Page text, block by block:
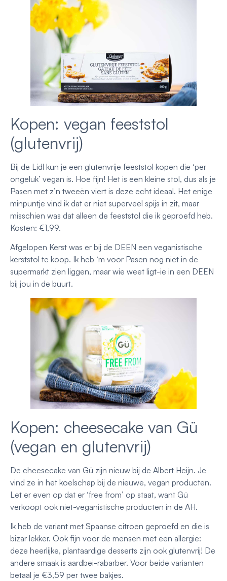
Kopen: vegan feeststol
(glutenvrij)
Bij de Lidl kun je een glutenvrije feeststol kopen die ‘per
ongeluk’ vegan is. Hoe fijn! Het is een kleine stol, dus als je
Pasen met z’n tweeën viert is deze echt ideaal. Het enige
minpuntje vind ik dat er niet superveel spijs in zit, maar
misschien was dat alleen de feeststol die ik geproefd heb.
Kosten: €1,99.
Afgelopen Kerst was er bij de DEEN een veganistische
kerststol te koop. Ik heb ‘m voor Pasen nog niet in de
supermarkt zien liggen, maar wie weet ligt-ie in een DEEN
bij jou in de buurt.
Kopen: cheesecake van Gü
(vegan en glutenvrij)
De cheesecake van Gü zijn nieuw bij de Albert Heijn. Je
vind ze in het koelschap bij de nieuwe, vegan producten.
Let er even op dat er ‘free from’ op staat, want Gü
verkoopt ook niet-veganistische producten in de AH.
Ik heb de variant met Spaanse citroen geproefd en die is
bizar lekker. Ook fijn voor de mensen met een allergie:
deze heerlijke, plantaardige desserts zijn ook glutenvrij! De
andere smaak is aardbei-rabarber. Voor beide varianten
betaal je €3,59 per twee bakjes.